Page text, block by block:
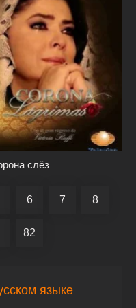
слёз
6 7 8
82
языке